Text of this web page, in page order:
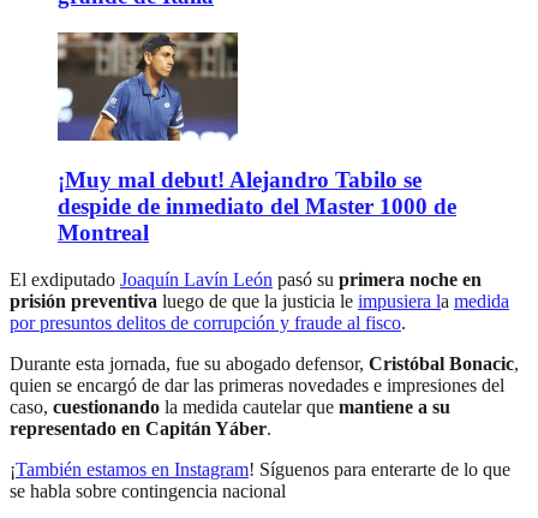
¡Muy mal debut! Alejandro Tabilo se
despide de inmediato del Master 1000 de
Montreal
El exdiputado Joaquín Lavín León pasó su primera noche en
prisión preventiva luego de que la justicia le impusiera la medida
por presuntos delitos de corrupción y fraude al fisco.
Durante esta jornada, fue su abogado defensor, Cristóbal Bonacic,
quien se encargó de dar las primeras novedades e impresiones del
caso, cuestionando la medida cautelar que mantiene a su
representado en Capitán Yáber.
¡También estamos en Instagram! Síguenos para enterarte de lo que
se habla sobre contingencia nacional